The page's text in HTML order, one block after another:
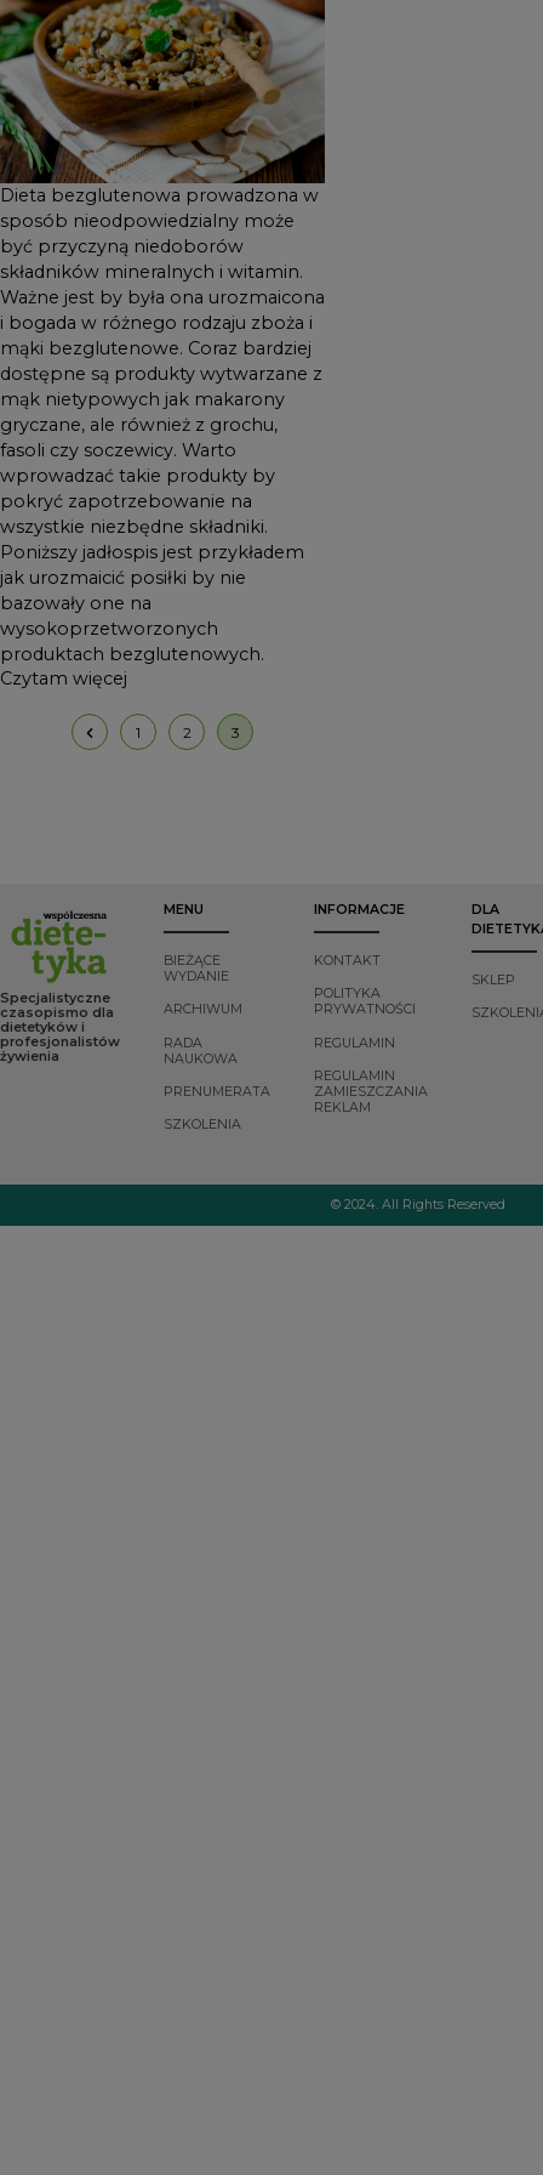
produkty wytwarzane z mąk
nietypowych jak makarony
gryczane, ale również z
grochu, fasoli czy soczewicy.
Warto wprowadzać takie
produkty by pokryć
zapotrzebowanie na
wszystkie niezbędne
składniki. Poniższy jadłospis
jest przykładem jak
urozmaicić posiłki by nie
bazowały one na
wysokoprzetworzonych
produktach bezglutenowych.
Dieta bezglutenowa prowadzona w
sposób nieodpowiedzialny może
być przyczyną niedoborów
składników mineralnych i witamin.
Ważne jest by była ona urozmaicona
i bogada w różnego rodzaju zboża i
mąki bezglutenowe. Coraz bardziej
dostępne są produkty wytwarzane z
mąk nietypowych jak makarony
gryczane, ale również z grochu,
fasoli czy soczewicy. Warto
wprowadzać takie produkty by
pokryć zapotrzebowanie na
wszystkie niezbędne składniki.
Poniższy jadłospis jest przykładem
jak urozmaicić posiłki by nie
bazowały one na
wysokoprzetworzonych
produktach bezglutenowych.
Czytam więcej
1 2 3
Specjalistyczne
czasopismo dla
dietetyków i
profesjonalistów
żywienia
MENU
BIEŻĄCE
WYDANIE
ARCHIWUM
RADA
NAUKOWA
PRENUMERATA
SZKOLENIA
INFORMACJE
KONTAKT
POLITYKA
PRYWATNOŚCI
REGULAMIN
REGULAMIN
ZAMIESZCZANIA
REKLAM
DLA
SKLEP
© 2024. All Rights Reserved